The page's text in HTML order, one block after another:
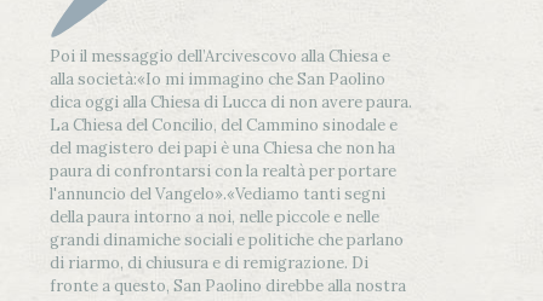
Poi il messaggio dell’Arcivescovo alla Chiesa e
alla società:«Io mi immagino che San Paolino
dica oggi alla Chiesa di Lucca di non avere paura.
La Chiesa del Concilio, del Cammino sinodale e
del magistero dei papi è una Chiesa che non ha
paura di confrontarsi con la realtà per portare
l'annuncio del Vangelo».«Vediamo tanti segni
della paura intorno a noi, nelle piccole e nelle
grandi dinamiche sociali e politiche che parlano
di riarmo, di chiusura e di remigrazione. Di
fronte a questo, San Paolino direbbe alla nostra